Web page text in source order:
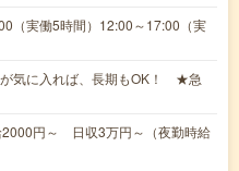
（実働5時間）12:00～17:00（実
気に入れば、長期もOK！ ★急
円～ 日収3万円～（夜勤時給